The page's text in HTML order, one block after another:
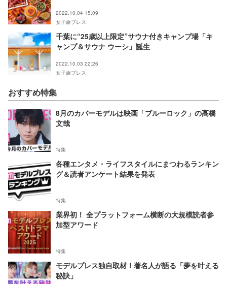
2022.10.04 15:09
女子旅プレス
千葉に“25歳以上限定”サウナ付きキャンプ場「キ
ャンプ＆サウナ ウーシ」誕生
2022.10.03 22:26
女子旅プレス
おすすめ特集
8月のカバーモデルは映画「ブルーロック」の高橋
文哉
特集
各種エンタメ・ライフスタイルにまつわるランキン
グ＆読者アンケート結果を発表
特集
業界初！ 全プラットフォーム横断の大規模読者参
加型アワード
特集
モデルプレス独自取材！著名人が語る「夢を叶える
秘訣」